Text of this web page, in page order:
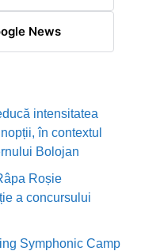
News
intensitatea
în contextul
Bolojan
Roșie
a concursului
Symphonic Camp